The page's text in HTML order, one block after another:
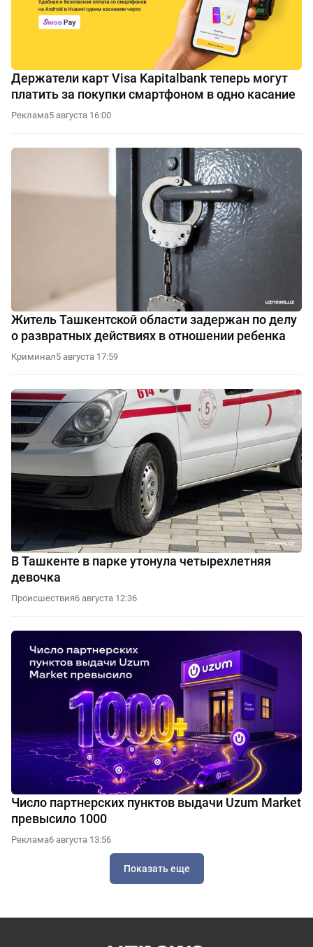
Держатели карт Visa Kapitalbank теперь могут
платить за покупки смартфоном в одно касание
Реклама5 августа 16:00
Житель Ташкентской области задержан по делу
о развратных действиях в отношении ребенка
Криминал5 августа 17:59
В Ташкенте в парке утонула четырехлетняя
девочка
Происшествия6 августа 12:36
Число партнерских пунктов выдачи Uzum Market
превысило 1000
Реклама6 августа 13:56
Показать еще